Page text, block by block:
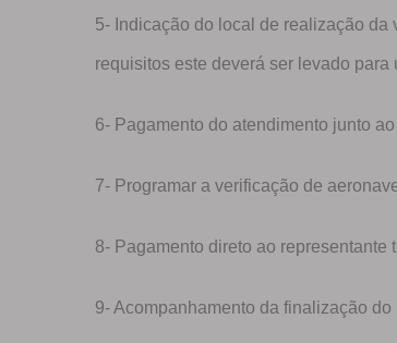
5- Indicação do local de realização
requisitos este deverá ser levado
6- Pagamento do atendimento junto
7- Programar a verificação de
8- Pagamento direto ao
9- Acompanhamento da finalização do